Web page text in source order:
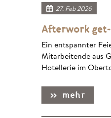
Afterwork
Ein entspannter
Mitarbeitende aus
Hotellerie im
27. Feb 2026